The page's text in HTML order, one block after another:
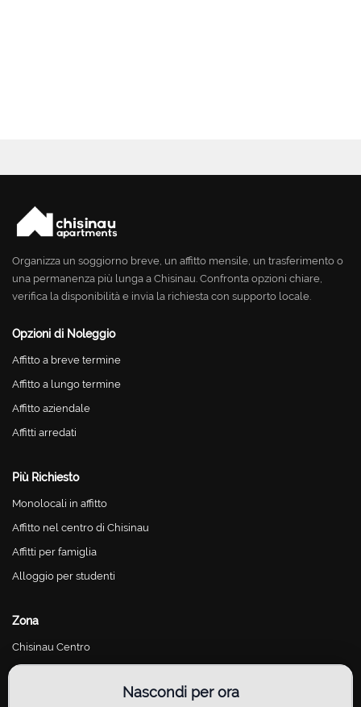
Nascondi per ora
Organizza un soggiorno breve, un affitto mensile, un trasferimento o
una permanenza più lunga a Chisinau. Confronta opzioni chiare,
verifica la disponibilità e invia la richiesta con supporto locale.
Opzioni di Noleggio
Affitto a breve termine
Affitto a lungo termine
Affitto aziendale
Affitti arredati
Più Richiesto
Monolocali in affitto
Affitto nel centro di Chisinau
Affitti per famiglia
Alloggio per studenti
Zona
Chisinau Centro
Chisinau Riscani